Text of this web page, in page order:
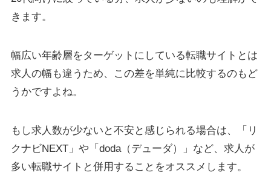
きます。
幅広い年齢層をターゲットにしている転職サイトとは
求人の幅も違うため、この差を単純に比較するのもど
うかですよね。
もし求人数が少ないと不安と感じられる場合は、「リ
クナビNEXT」や「doda（デューダ）」など、求人が
多い転職サイトと併用することをオススメします。